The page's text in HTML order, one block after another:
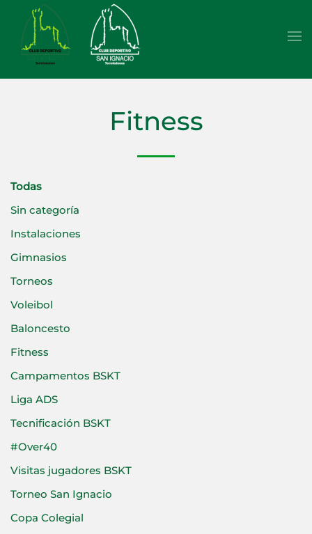
Skip to main content
Fitness
Todas
Sin categoría
Instalaciones
Gimnasios
Torneos
Voleibol
Baloncesto
Fitness
Campamentos BSKT
Liga ADS
Tecnificación BSKT
#Over40
Visitas jugadores BSKT
Torneo San Ignacio
Copa Colegial